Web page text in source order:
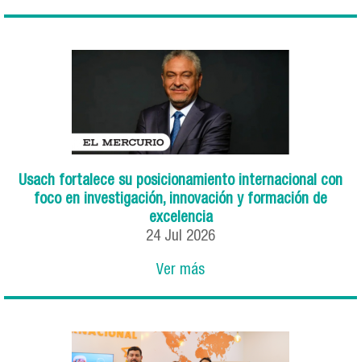
Usach fortalece su posicionamiento internacional con
foco en investigación, innovación y formación de
excelencia
24 Jul 2026
Ver más